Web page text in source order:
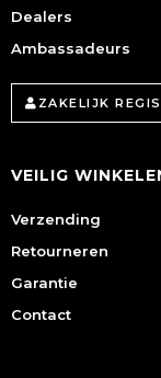
Dealers
Ambassadeurs
ZAKELIJK
VEILIG
Verzending
Retourneren
Garantie
Contact